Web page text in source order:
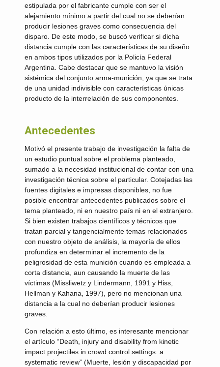
estipulada por el fabricante cumple con ser el
alejamiento mínimo a partir del cual no se deberían
producir lesiones graves como consecuencia del
disparo. De este modo, se buscó verificar si dicha
distancia cumple con las características de su diseño
en ambos tipos utilizados por la Policía Federal
Argentina. Cabe destacar que se mantuvo la visión
sistémica del conjunto arma-munición, ya que se trata
de una unidad indivisible con características únicas
producto de la interrelación de sus componentes.
Antecedentes
Motivó el presente trabajo de investigación la falta de
un estudio puntual sobre el problema planteado,
sumado a la necesidad institucional de contar con una
investigación técnica sobre el particular. Cotejadas las
fuentes digitales e impresas disponibles, no fue
posible encontrar antecedentes publicados sobre el
tema planteado, ni en nuestro país ni en el extranjero.
Si bien existen trabajos científicos y técnicos que
tratan parcial y tangencialmente temas relacionados
con nuestro objeto de análisis, la mayoría de ellos
profundiza en determinar el incremento de la
peligrosidad de esta munición cuando es empleada a
corta distancia, aun causando la muerte de las
víctimas (Missliwetz y Lindermann, 1991 y Hiss,
Hellman y Kahana, 1997), pero no mencionan una
distancia a la cual no deberían producir lesiones
graves.
Con relación a esto último, es interesante mencionar
el artículo “Death, injury and disability from kinetic
impact projectiles in crowd control settings: a
systematic review” (Muerte, lesión y discapacidad por